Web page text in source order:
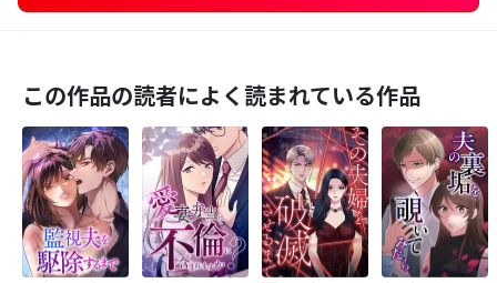
この作品の読者によく読まれている作品